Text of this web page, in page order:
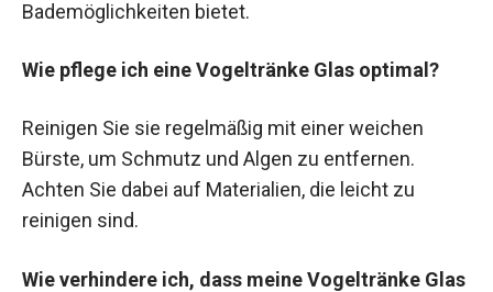
Bademöglichkeiten bietet.
Wie pflege ich eine Vogeltränke Glas optimal?
Reinigen Sie sie regelmäßig mit einer weichen
Bürste, um Schmutz und Algen zu entfernen.
Achten Sie dabei auf Materialien, die leicht zu
reinigen sind.
Wie verhindere ich, dass meine Vogeltränke Glas